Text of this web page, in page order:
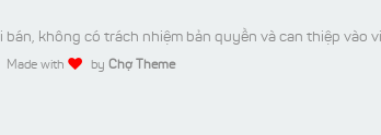
không có trách nhiệm bản quyền và can thiệp vào
Made with by Chợ Theme